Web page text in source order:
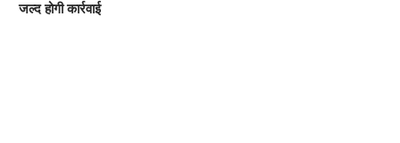
जल्द होगी कार्रवाई